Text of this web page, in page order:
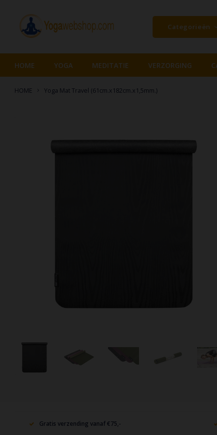
Categorieën
HOME YOGA MEDITATIE VERZORGING
HOME Yoga Mat Travel (61cm.x182cm.x1,5mm.)
Gratis verzending vanaf €75,-